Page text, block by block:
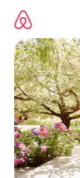
contenido